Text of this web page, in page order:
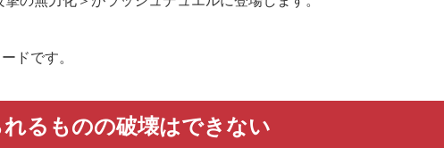
ドです。
るものの破壊はできない